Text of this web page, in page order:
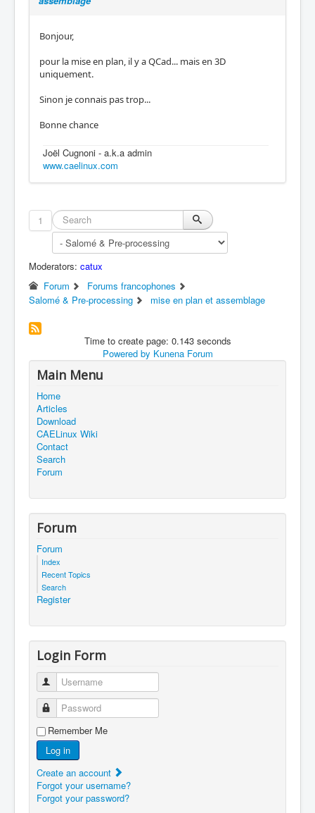
Bonjour,
pour la mise en plan, il y a QCad... mais en 3D
uniquement.
Sinon je connais pas trop...
Bonne chance
Joël Cugnoni - a.k.a admin
www.caelinux.com
1
Moderators: catux
Forum
Forums francophones
Salomé & Pre-processing
mise en plan et assemblage
Time to create page: 0.143 seconds
Powered by Kunena Forum
Main Menu
Home
Articles
Download
CAELinux Wiki
Contact
Search
Forum
Forum
Forum
Index
Recent Topics
Search
Register
Login Form
Username
Password
Remember Me
Log in
Create an account
Forgot your username?
Forgot your password?